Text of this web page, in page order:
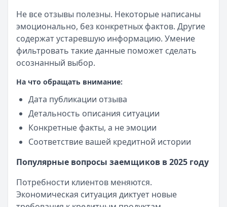
Не все отзывы полезны. Некоторые написаны
эмоционально, без конкретных фактов. Другие
содержат устаревшую информацию. Умение
фильтровать такие данные поможет сделать
осознанный выбор.
На что обращать внимание:
Дата публикации отзыва
Детальность описания ситуации
Конкретные факты, а не эмоции
Соответствие вашей кредитной истории
Популярные вопросы заемщиков в 2025 году
Потребности клиентов меняются.
Экономическая ситуация диктует новые